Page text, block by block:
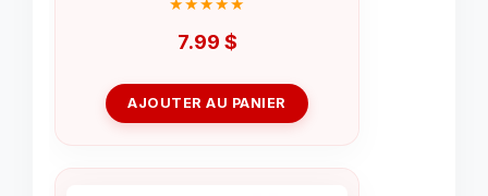
7.99 $
AJOUTER AU PANIER